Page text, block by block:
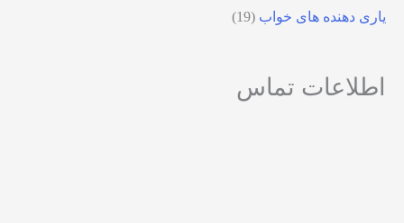
یاری دهنده های خواب (19)
اطلاعات تماس